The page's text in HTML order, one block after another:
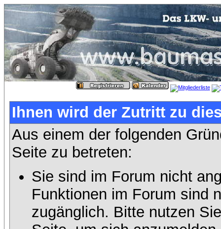
Ihnen wird der Zutritt zu
Aus einem der folgenden
Seite zu betreten:
Sie sind im Forum nicht
Funktionen im Forum sind
zugänglich. Bitte nutzen